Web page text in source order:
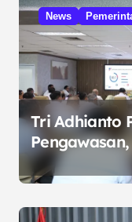
News
Tri Adhianto
Targetkan
Naik